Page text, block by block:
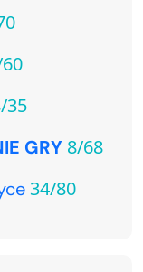
35
GRY 8/68
34/80